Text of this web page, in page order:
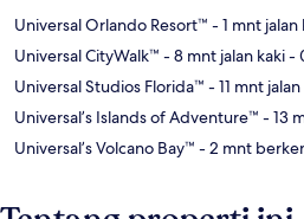
Universal Orlando Resort™ - 1 mnt jalan
Universal CityWalk™ - 8 mnt jalan kaki-
Universal Studios Florida™ - 11 mnt
Universal’s Islands of Adventure™ - 13
Universal’s Volcano Bay™ - 2 mnt